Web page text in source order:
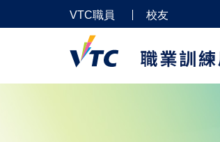
VTC職員 校友